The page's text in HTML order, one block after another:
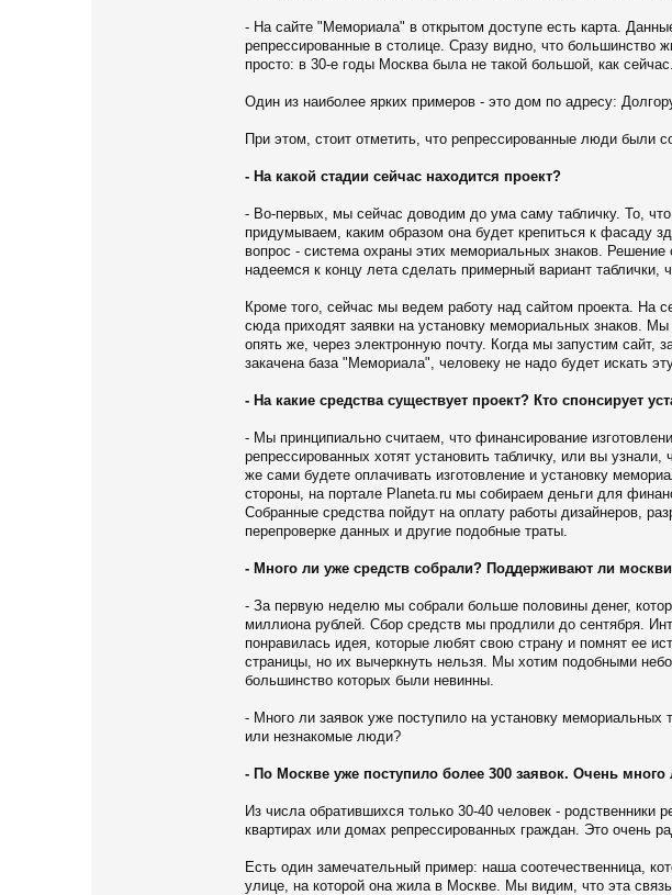
- На сайте "Мемориала" в открытом доступе есть карта.
репрессированные в столице. Сразу видно, что большинство
просто: в 30-е годы Москва была не такой большой, как
Один из наиболее ярких примеров - это дом по адресу:
При этом, стоит отметить, что репрессированные люди были
- На какой стадии сейчас находится проект?
- Во-первых, мы сейчас доводим до ума саму табличку. То,
придумываем, каким образом она будет крепиться к
вопрос - система охраны этих мемориальных знаков.
надеемся к концу лета сделать примерный вариант
Кроме того, сейчас мы ведем работу над сайтом проекта. На
сюда приходят заявки на установку мемориальных знаков.
опять же, через электронную почту. Когда мы запустим
закачена база "Мемориала", человеку не надо будет искать
- На какие средства существует проект? Кто спонсирует
- Мы принципиально считаем, что финансирование
репрессированных хотят установить табличку, или вы
же сами будете оплачивать изготовление и установку
стороны, на портале Planeta.ru мы собираем деньги для
Собранные средства пойдут на оплату работы дизайнеров,
перепроверке данных и другие подобные траты.
- Много ли уже средств собрали? Поддерживают ли
- За первую неделю мы собрали больше половины денег,
миллиона рублей. Сбор средств мы продлили до сентября.
понравилась идея, которые любят свою страну и помнят ее
страницы, но их вычеркнуть нельзя. Мы хотим подобными
большинство которых были невинны.
- Много ли заявок уже поступило на установку
или незнакомые люди?
- По Москве уже поступило более 300 заявок. Очень
Из числа обратившихся только 30-40 человек -
квартирах или домах репрессированных граждан. Это очень
Есть один замечательный пример: наша соотечественница,
улице, на которой она жила в Москве. Мы видим, что эта